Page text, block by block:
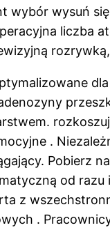
wybór wysuń
liczba
.
Pobierz
od
z
.